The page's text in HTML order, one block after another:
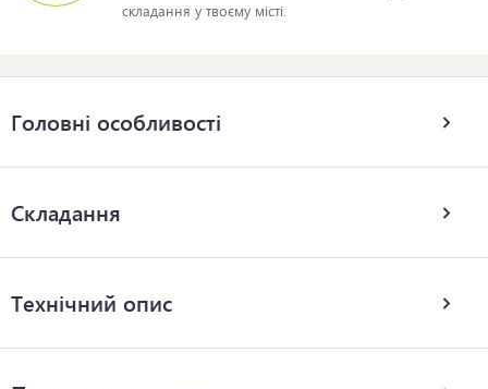
Головні особливості
Складання
Технічний опис
складання у твоєму місті.